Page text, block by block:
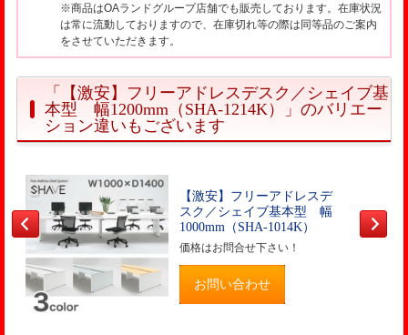
※商品はOAランドグループ店舗でも販売しております。在庫状況
は常に流動しておりますので、在庫切れ等の際は同等品のご案内
をさせていただきます。
「【激安】フリーアドレスデスク／シェイブ基
本型 幅1200mm（SHA-1214K）」のバリエー
ション違いもございます
【激安】フリーアドレスデ
スク／シェイブ基本型 幅
1000mm（SHA-1014K）
価格はお問合せ下さい！
お問い合わせ